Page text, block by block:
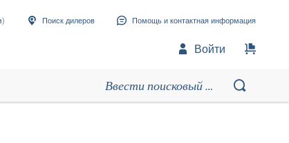
Поиск дилеров Помощь и контактная информация
Войти